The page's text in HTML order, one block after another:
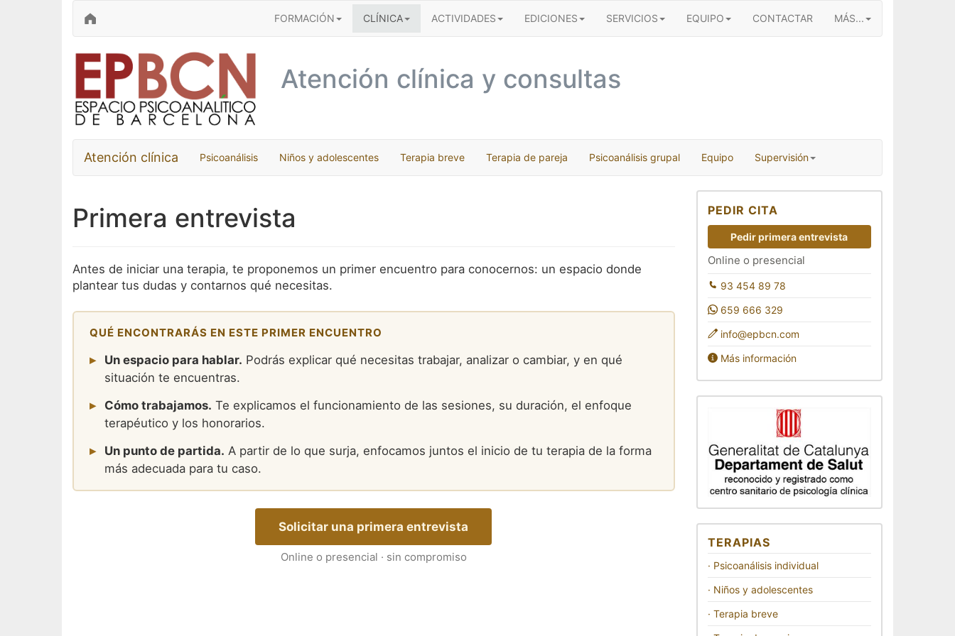
FORMACIÓN CLÍNICA ACTIVIDADES EDICIONES SERVICIOS EQUIPO CONTACTAR MÁS...
Atención clínica y consultas
Atención clínica Psicoanálisis Niños y adolescentes Terapia breve Terapia de pareja Psicoanálisis grupal Equipo Supervisión
Primera entrevista
Antes de iniciar una terapia, te proponemos un primer encuentro para conocernos: un espacio donde
plantear tus dudas y contarnos qué necesitas.
QUÉ ENCONTRARÁS EN ESTE PRIMER ENCUENTRO
▸ Un espacio para hablar. Podrás explicar qué necesitas trabajar, analizar o cambiar, y en qué
situación te encuentras.
▸
Cómo trabajamos. Te explicamos el funcionamiento de las sesiones, su duración, el enfoque
terapéutico y los honorarios.
▸
Un punto de partida. A partir de lo que surja, enfocamos juntos el inicio de tu terapia de la forma
más adecuada para tu caso.
Solicitar una primera entrevista
Online o presencial · sin compromiso
PEDIR CITA
Pedir primera entrevista
Online o presencial
93 454 89 78
659 666 329
info@epbcn.com
Más información
TERAPIAS
· Psicoanálisis individual
· Niños y adolescentes
· Terapia breve